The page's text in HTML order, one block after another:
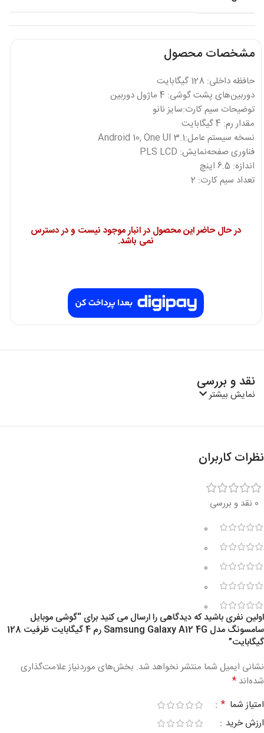
مشخصات محصول
حافظه داخلی: 128 گیگابایت
دوربین‌های پشت گوشی: 4 ماژول دوربین
توضیحات سیم کارت:سایز نانو
مقدار رم: 4 گیگابایت
نسخه سیستم عامل:Android 10, One UI 3.1
فناوری صفحه‌نمایش: PLS LCD
اندازه: 6.5 اینچ
تعداد سیم کارت: 2
در حال حاضر این محصول در انبار موجود نیست و در دسترس
نمی باشد.
نقد و بررسی
نمایش بیشتر
نظرات کاربران
0 نقد و بررسی
0
0
0
0
0
اولین نفری باشید که دیدگاهی را ارسال می کنید برای “گوشی موبایل
سامسونگ مدل Samsung Galaxy A12 4G رم 4 گیگابایت ظرفیت 128
گیگابایت”
نشانی ایمیل شما منتشر نخواهد شد. بخش‌های موردنیاز علامت‌گذاری
شده‌اند *
امتیاز شما *
ارزش خرید